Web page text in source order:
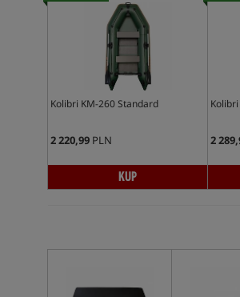
Kolibri KM-260 Standard
2 220,99PLN
KUP
2